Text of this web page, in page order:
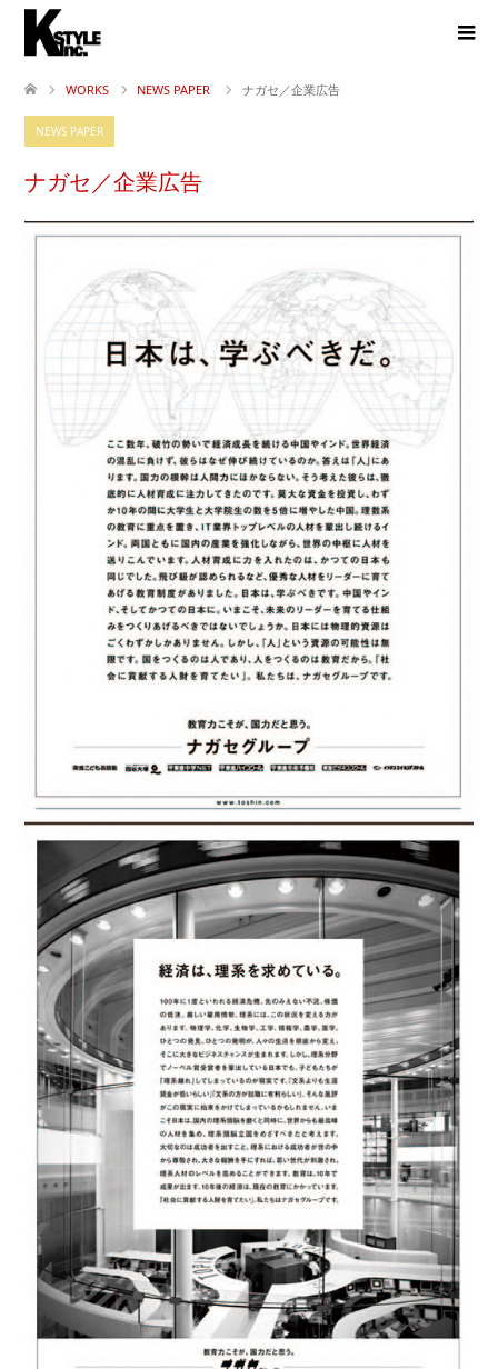
WORKS NEWS PAPER ナガセ／企業広告
NEWS PAPER
ナガセ／企業広告